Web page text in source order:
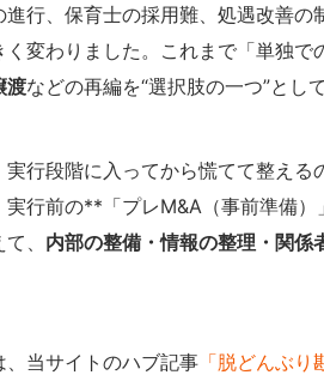
進行、保育士の採用難、処遇改善
く変わりました。これまで「単独で
渡などの再編を“選択肢の一つ”とし
実行段階に入ってから慌てて整え
実行前の**「プレM&A（事前準備
、 内部の整備・情報の整理・関係
、当サイトのハブ記事 「脱どんぶり